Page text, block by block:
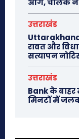
आग, चालक ने
उत्तराखंड
रावत और
सत्यापन
उत्तराखंड
Bank के
मिनटों में